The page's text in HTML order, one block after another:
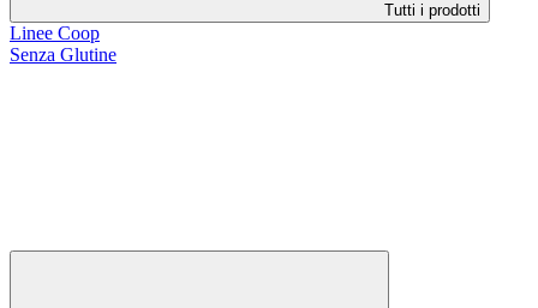
Tutti i prodotti
Linee Coop
Senza Glutine